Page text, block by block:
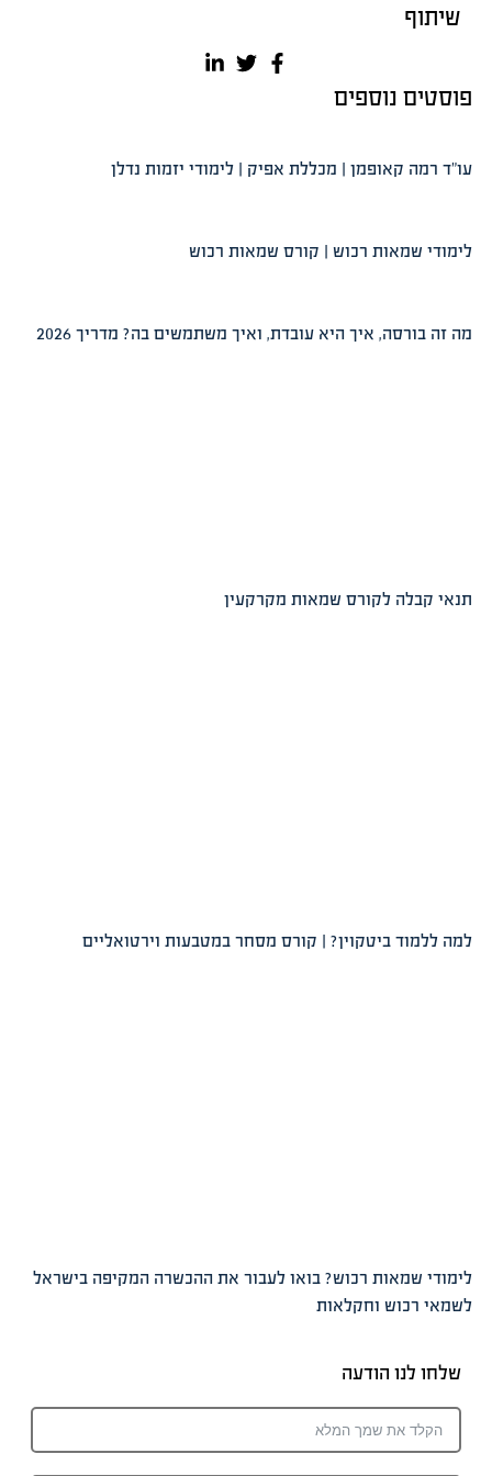
שיתוף
פוסטים נוספים
עו”ד רמה קאופמן | מכללת אפיק | לימודי יזמות נדלן
לימודי שמאות רכוש | קורס שמאות רכוש
מה זה בורסה, איך היא עובדת, ואיך משתמשים בה? מדריך 2026
תנאי קבלה לקורס שמאות מקרקעין
למה ללמוד ביטקוין? | קורס מסחר במטבעות וירטואליים
לימודי שמאות רכוש? בואו לעבור את ההכשרה המקיפה בישראל
לשמאי רכוש וחקלאות
שלחו לנו הודעה